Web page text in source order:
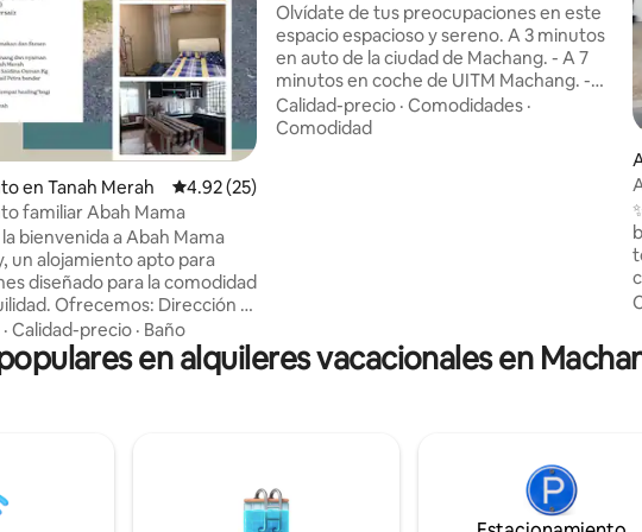
de 5, 33 reseñas
en Tanah Merah Calificación promedio: 4.92 de 5, 25 reseñas
4.92 (25)
familiar Abah Mama
bienvenida a Abah Mama
un alojamiento apto para
diseñado para la comodidad
Ofrecemos: Dirección ✅
en la habitación Se
un tapete de ✅ oración
el Corán ✅ No se permiten
si viajas por negocios como
nuestro objetivo es que
· Calidad-precio · Baño
Olvídate de tus preocupaciones en este
espacio espacioso y sereno. A 3 minutos
en auto de la ciudad de Machang. - A 7
minutos en coche de UITM Machang. -
Varios restaurantes cercanos, por
ejemplo, Restoran Colek Bini, Paan
Calidad-precio · Comodidades ·
Comodidad
en alquileres vacacionales en